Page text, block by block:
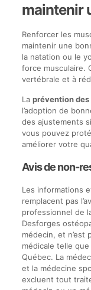
maintenir
Renforcer les
maintenir une
la natation ou le
force musculaire.
vertébrale et à
La prévention
l’adoption de
des ajustements
vous pouvez
améliorer votre
Avis de non-
Les informations
remplacent pas
professionnel de
Desforges
médecin, et n’est
médicale telle
Québec. La
et la médecine
excluent tout